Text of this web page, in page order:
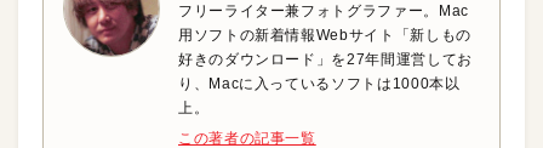
フリーライター兼フォトグラファー。Mac
用ソフトの新着情報Webサイト「新しもの
好きのダウンロード」を27年間運営してお
り、Macに入っているソフトは1000本以
上。
この著者の記事一覧